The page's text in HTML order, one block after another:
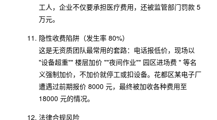
工人，企业不仅要承担医疗费用，还被监管部门罚款 5
万元。
隐性收费陷阱（发生率 80%）
这是无资质团队最常用的套路：电话报低价，现场以
"设备超重"" 楼层加价 ""夜间作业"" 园区进场费 " 等名
义强制加价，不加价就停工或扣设备。花都区某电子厂
遭遇过前期报价 8000 元，最终被加收各种费用至
18000 元的情况。
法律合规风险